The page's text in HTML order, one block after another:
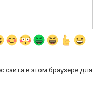
сайта в этом браузере для